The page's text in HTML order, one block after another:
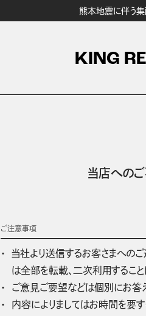
熊本地震に伴う
KING
当店へのご
ご注意事項
当社より送信するお客さまへの
は全部を転載、二次利用すること
ご意見ご要望などは個別にお答
内容によりましてはお時間を要